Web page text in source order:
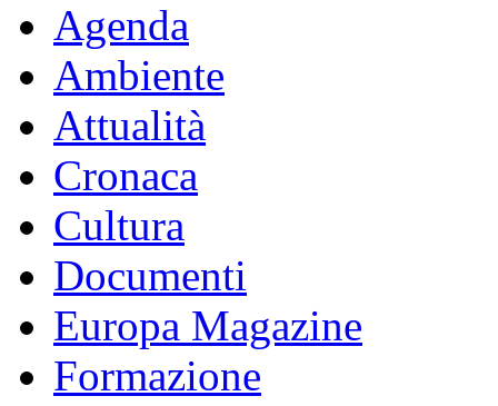
Agenda
Ambiente
Attualità
Cronaca
Cultura
Documenti
Europa Magazine
Formazione